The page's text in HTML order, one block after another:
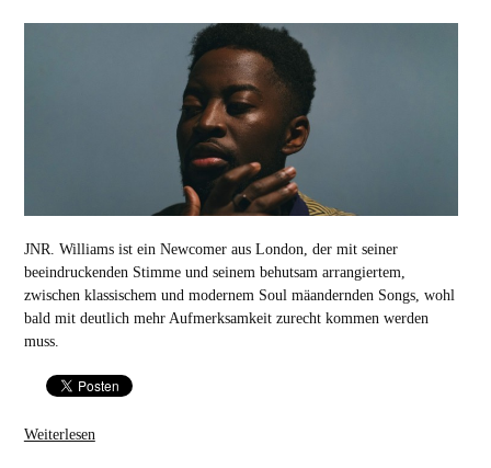
JNR. Williams ist ein Newcomer aus London, der mit seiner
beeindruckenden Stimme und seinem behutsam arrangiertem,
zwischen klassischem und modernem Soul mäandernden Songs, wohl
bald mit deutlich mehr Aufmerksamkeit zurecht kommen werden
muss.
Weiterlesen